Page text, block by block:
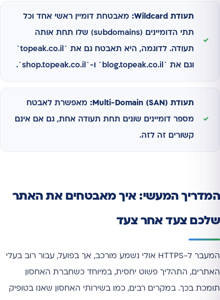
תעודת Wildcard: מאבטחת דומיין ראשי אחד וכל
תתי הדומיינים (subdomains) שלו תחת אותה
תעודה. לדוגמה, היא תאבטח גם את `topeak.co.il`
וגם את `blog.topeak.co.il` ו-`shop.topeak.co.il`.
תעודת Multi-Domain (SAN): מאפשרת לאבטח
מספר דומיינים שונים תחת תעודה אחת, גם אם אינם
קשורים זה לזה.
המדריך המעשי: איך מאבטחים את האתר
שלכם צעד אחר צעד
המעבר ל-HTTPS אולי נשמע מורכב, אך בפועל, עבור רוב בעלי
האתרים, התהליך פשוט יחסית, במיוחד כשחברת האחסון
תומכת בכך. במקרים רבים, כמו בשירותי האחסון שאנו בטופיק